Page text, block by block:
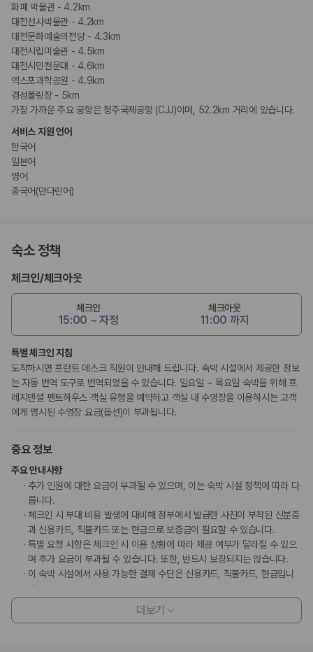
화폐 박물관 - 4.2km
대전선사박물관 - 4.2km
대전문화예술의전당 - 4.3km
대전시립미술관 - 4.5km
대전시민천문대 - 4.6km
엑스포과학공원 - 4.9km
경성볼링장 - 5km
가장 가까운 주요 공항은 청주국제공항 (CJJ)이며, 52.2km 거리에 있습니다.
서비스 지원 언어
한국어
일본어
영어
중국어(만다린어)
숙소 정책
체크인/체크아웃
체크인
15:00 ~ 자정
체크아웃
11:00 까지
특별 체크인 지침
도착하시면 프런트 데스크 직원이 안내해 드립니다. 숙박 시설에서 제공한 정보
는 자동 번역 도구로 번역되었을 수 있습니다. 일요일 ~ 목요일 숙박을 위해 프
레지덴셜 펜트하우스 객실 유형을 예약하고 객실 내 수영장을 이용하시는 고객
에게 명시된 수영장 요금(옵션)이 부과됩니다.
중요 정보
주요 안내사항
추가 인원에 대한 요금이 부과될 수 있으며, 이는 숙박 시설 정책에 따라 다
릅니다.
체크인 시 부대 비용 발생에 대비해 정부에서 발급한 사진이 부착된 신분증
과 신용카드, 직불카드 또는 현금으로 보증금이 필요할 수 있습니다.
특별 요청 사항은 체크인 시 이용 상황에 따라 제공 여부가 달라질 수 있으
며 추가 요금이 부과될 수 있습니다. 또한, 반드시 보장되지는 않습니다.
이 숙박 시설에서 사용 가능한 결제 수단은 신용카드, 직불카드, 현금입니
이 숙박 시설은 안전을 위해 소화기, 연기 감지기, 보안 시스템, 구급상자,
더보기